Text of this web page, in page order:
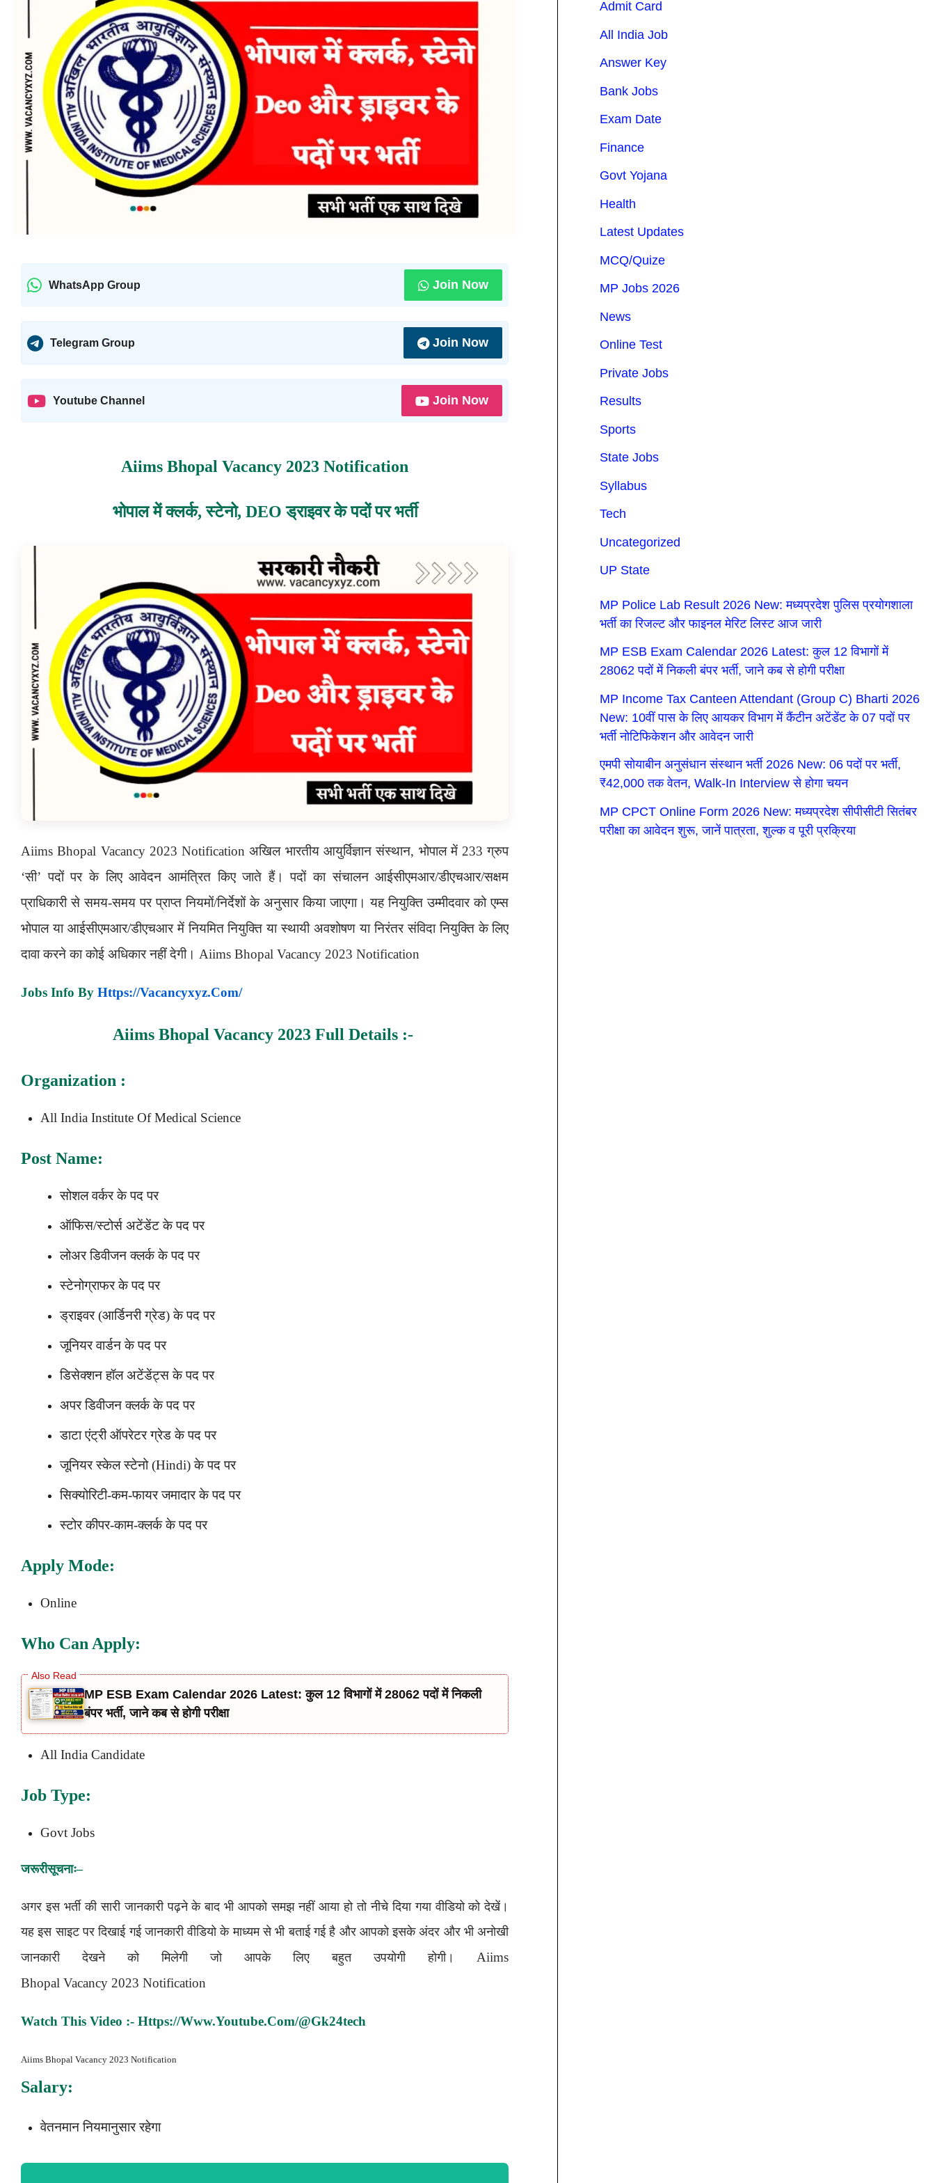
WhatsApp Group Join Now
Telegram Group Join Now
Youtube Channel Join Now
Aiims Bhopal Vacancy 2023 Notification
भोपाल में क्लर्क, स्टेनो, DEO ड्राइवर के पदों पर भर्ती
Aiims Bhopal Vacancy 2023 Notificationअखिल भारतीय आयुर्विज्ञान संस्थान, भोपाल में 233 ग्रुप
‘सी’पदों परके लिए आवेदन आमंत्रित किए जाते हैं। पदों का संचालन आईसीएमआर/डीएचआर/सक्षम
प्राधिकारी से समय-समय पर प्राप्त नियमों/निर्देशों के अनुसार किया जाएगा। यह नियुक्ति उम्मीदवार को एम्स
भोपाल या आईसीएमआर/डीएचआर में नियमित नियुक्ति या स्थायी अवशोषण या निरंतर संविदा नियुक्ति के लिए
दावा करने का कोई अधिकार नहीं देगी। Aiims Bhopal Vacancy 2023 Notification
Jobs Info By Https://vacancyxyz.com/
Aiims Bhopal Vacancy 2023Full Details :-
Organization :
All India Institute Of Medical Science
Post Name:
सोशल वर्कर के पद पर
ऑफिस/स्टोर्स अटेंडेंट के पद पर
लोअर डिवीजन क्लर्क के पद पर
स्टेनोग्राफर के पद पर
ड्राइवर (आर्डिनरी ग्रेड) के पद पर
जूनियर वार्डन के पद पर
डिसेक्शन हॉल अटेंडेंट्स के पद पर
अपर डिवीजन क्लर्क के पद पर
डाटा एंट्री ऑपरेटर ग्रेड के पद पर
जूनियर स्केल स्टेनो (Hindi) के पद पर
सिक्योरिटी-कम-फायर जमादार के पद पर
स्टोर कीपर-काम-क्लर्क के पद पर
Apply Mode:
Online
Who Can Apply:
MP ESB Exam Calendar 2026 Latest: कुल 12 विभागों में 28062 पदों में निकली
बंपर भर्ती, जाने कब से होगी परीक्षा
All India Candidate
Job Type:
Govt Jobs
जरूरीसूचनाः–
अगर इस भर्ती की सारी जानकारी पढ़ने के बाद भी आपको समझ नहीं आया हो तो नीचे दिया गया वीडियो को देखें।
यह इस साइट पर दिखाई गई जानकारी वीडियो के माध्यम से भी बताई गई है और आपको इसके अंदर और भी अनोखी
जानकारी देखने को मिलेगी जो आपके लिए बहुत उपयोगी होगी। Aiims
Bhopal Vacancy 2023 Notification
Watch This Video :- Https://www.youtube.com/@gk24tech
Aiims Bhopal Vacancy 2023 Notification
Salary:
वेतनमान नियमानुसार रहेगा
Admit Card
All India Job
Answer Key
Bank Jobs
Exam Date
Finance
Govt Yojana
Health
Latest Updates
MCQ/Quize
MP Jobs 2026
News
Online Test
Private Jobs
Results
Sports
State Jobs
Syllabus
Tech
Uncategorized
UP State
MP Police Lab Result 2026 New: मध्यप्रदेश पुलिस प्रयोगशाला
भर्ती का रिजल्ट और फाइनल मेरिट लिस्ट आज जारी
MP ESB Exam Calendar 2026 Latest: कुल 12 विभागों में
28062 पदों में निकली बंपर भर्ती, जाने कब से होगी परीक्षा
MP Income Tax Canteen Attendant (Group C) Bharti 2026
New: 10वीं पास के लिए आयकर विभाग में कैंटीन अटेंडेंट के 07 पदों पर
भर्ती नोटिफिकेशन और आवेदन जारी
एमपी सोयाबीन अनुसंधान संस्थान भर्ती 2026 New: 06 पदों पर भर्ती,
₹42,000 तक वेतन, Walk-In Interview से होगा चयन
MP CPCT Online Form 2026 New: मध्यप्रदेश सीपीसीटी सितंबर
परीक्षा का आवेदन शुरू, जानें पात्रता, शुल्क व पूरी प्रक्रिया